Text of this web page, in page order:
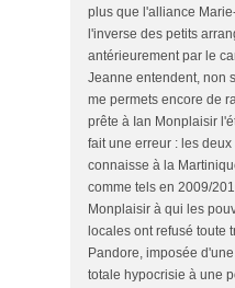
plus que l'alliance
l'inverse des petits
antérieurement par le
Jeanne entendent, non
me permets encore de
prête à Ian Monplaisir
fait une erreur : les
connaisse à la
comme tels en 2009/
Monplaisir à qui les
locales ont refusé toute
Pandore, imposée
totale hypocrisie à une